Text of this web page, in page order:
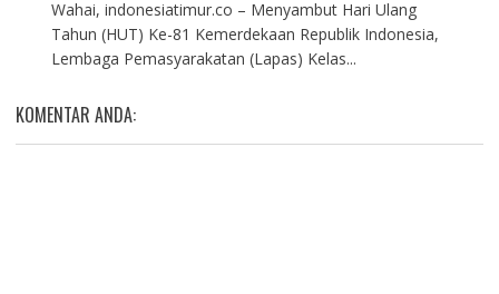
Wahai, indonesiatimur.co – Menyambut Hari Ulang
Tahun (HUT) Ke-81 Kemerdekaan Republik Indonesia,
Lembaga Pemasyarakatan (Lapas) Kelas...
KOMENTAR ANDA: